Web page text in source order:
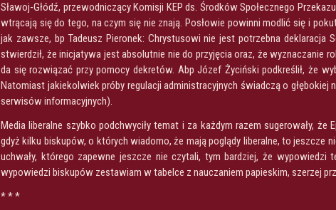
Sławoj-Głódź, przewodniczący Komisji KEP ds. Środków Społecznego
wtrącają się do tego, na czym się nie znają. Posłowie powinni modlić się i
jak zawsze, bp Tadeusz Pieronek: Chrystusowi nie jest potrzebna
stwierdził, że inicjatywa jest absolutnie nie do przyjęcia oraz, że wyznaczanie
da się rozwiązać przy pomocy dekretów. Abp Józef Życiński podkreślił, że
Natomiast jakiekolwiek próby regulacji administracyjnych świadczą o
serwisów informacyjnych).
Media liberalne szybko podchwyciły temat i za każdym razem sugerowały,
gdyż kilku biskupów, o których wiadomo, że mają poglądy liberalne, to
uchwały, którego zapewne jeszcze nie czytali, tym bardziej, że
wypowiedzi biskupów zestawiam w tabelce z nauczaniem papieskim, szerzej
* * *